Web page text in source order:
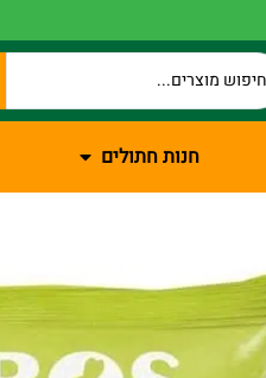
חנות חתולים